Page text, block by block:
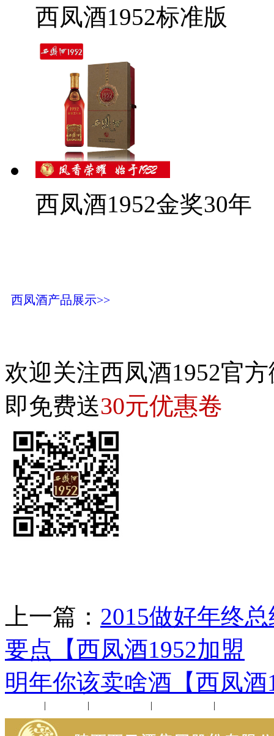
西凤酒1952标准版
西凤酒1952金奖30年
西凤酒产品展示>>
欢迎关注西凤酒1952官
即免费送30元优惠卷
上一篇： 2015做好年终
要点【西凤酒1952加盟
明年你该卖啥酒【西凤酒
| | | |